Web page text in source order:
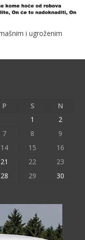
i ugroženim
P S
N
1
2
7 8
9
14 15
16
21 22
23
28 29
30